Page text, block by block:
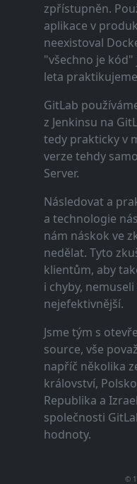
zpřístupněn.
aplikace v
neexistoval
"všechno je
leta
GitLab
z Jenkinsu na
tedy prakticky v
verze tehdy
Server.
Následovat a
a technologie
nám náskok ve
nedělat. Tyto
klientům, aby
i chyby,
nejefektivnější.
Jsme tým s
source, vše
napříč několika
království,
Republika a
společnosti
hodnoty.
©